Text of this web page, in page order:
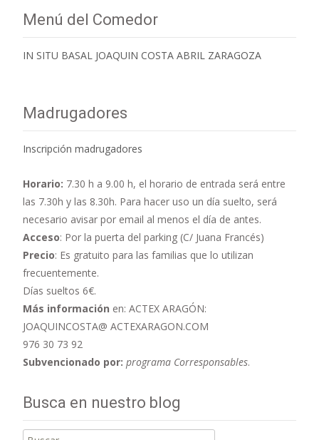
Menú del Comedor
IN SITU BASAL JOAQUIN COSTA ABRIL ZARAGOZA
Madrugadores
Inscripción madrugadores
Horario: 7.30 h a 9.00 h, el horario de entrada será entre
las 7.30h y las 8.30h. Para hacer uso un día suelto, será
necesario avisar por email al menos el día de antes.
Acceso: Por la puerta del parking (C/ Juana Francés)
Precio: Es gratuito para las familias que lo utilizan
frecuentemente.
Días sueltos 6€.
Más información en: ACTEX ARAGÓN:
JOAQUINCOSTA@ ACTEXARAGON.COM
976 30 73 92
Subvencionado por: programa Corresponsables.
Busca en nuestro blog